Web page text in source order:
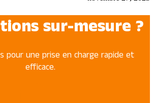
sur-mesure ?
pour une prise en charge rapide et
efficace.